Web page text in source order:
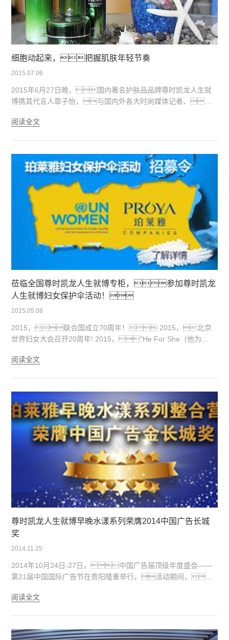
细胞动起来，把握肌肤年轻节奏
2015.07.06
2015年6月27日晚，国内著名护肤品品牌尊时凯龙人生就
博携其代言人章子怡，与国内外各大时尚媒体记者、
来登度假酒店共同见证了一场细胞律动，肌遇新生的焕变之
阅读全文
莅临全国尊时凯龙人生就博专柜，参加尊时凯龙
人生就博妇女保护伞活动！
2015.05.08
2015，联合国成立70周年！ 2015，北京
世界妇女大会召开20周年! 2015，“He For She（他为
界。那么，请跟我们一起来！
阅读全文
尊时凯龙人生就博早晚水漾系列荣膺2014中国广告长城
奖
2014.11.25
2014年10月24日-27日，中国广告届顶级年度盛会——
第21届中国国际广告节在贵阳隆重举行。活动期间，
晓，尊时凯龙人生就博早晚水漾系列，从众多参
阅读全文